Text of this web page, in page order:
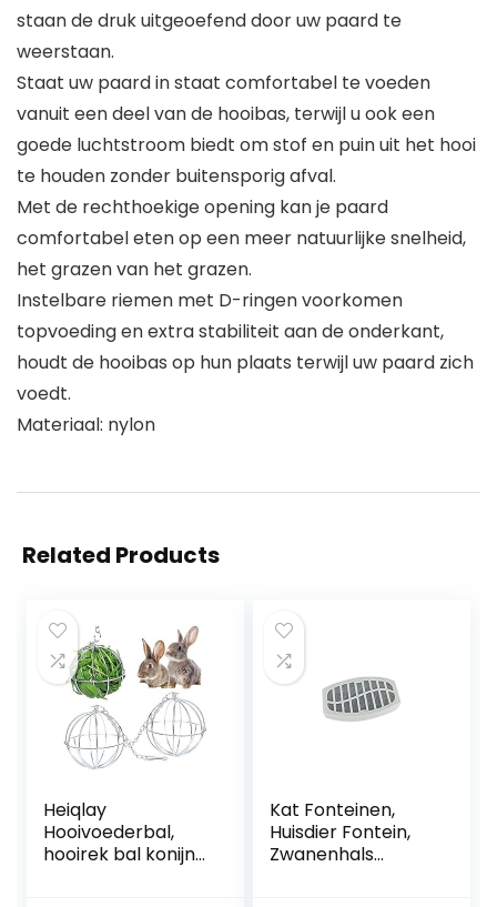
staan ​​de druk uitgeoefend door uw paard te
weerstaan.
Staat uw paard in staat comfortabel te voeden
vanuit een deel van de hooibas, terwijl u ook een
goede luchtstroom biedt om stof en puin uit het hooi
te houden zonder buitensporig afval.
Met de rechthoekige opening kan je paard
comfortabel eten op een meer natuurlijke snelheid,
het grazen van het grazen.
Instelbare riemen met D-ringen voorkomen
topvoeding en extra stabiliteit aan de onderkant,
houdt de hooibas op hun plaats terwijl uw paard zich
voedt.
Materiaal: nylon
Related Products
Heiqlay
Hooivoederbal,
hooirek bal konijn
Kat Fonteinen,
Huisdier Fontein,
Zwanenhals